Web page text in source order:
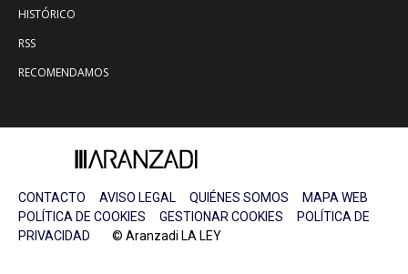
HISTÓRICO
RSS
RECOMENDAMOS
CONTACTO AVISO LEGAL QUIÉNES SOMOS
MAPA WEB
POLÍTICA DE COOKIES
GESTIONAR COOKIES
POLÍTICA DE
PRIVACIDAD © Aranzadi LA LEY